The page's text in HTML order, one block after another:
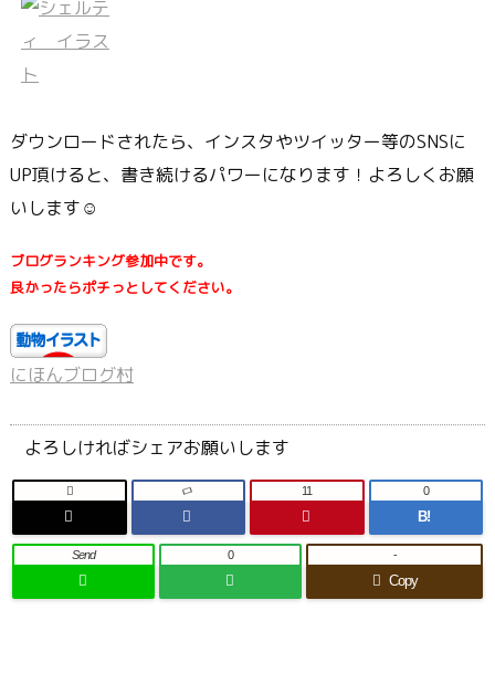
ダウンロードされたら、インスタやツイッター等のSNSに
UP頂けると、書き続けるパワーになります！よろしくお願
いします☺
ブログランキング参加中です。
良かったらポチっとしてください。
にほんブログ村
よろしければシェアお願いします
 11
B!
0
Send 0
Copy
-